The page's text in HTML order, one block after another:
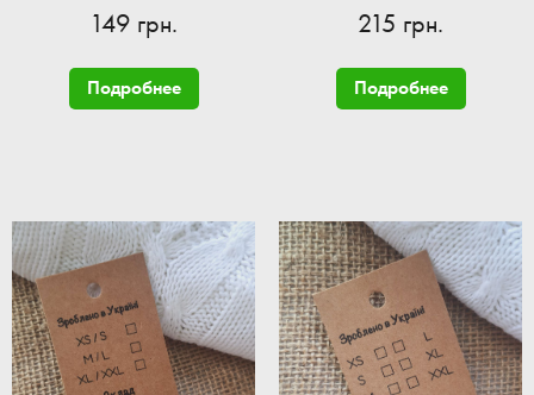
149 грн.
Подробнее
215 грн.
Подробнее